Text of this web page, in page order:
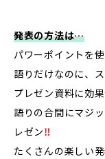
発表の方法は…
パワーポイントを
語りだけなのに、
プレゼン資料に効
語りの合間にマジ
レゼン‼️
たくさんの楽しい